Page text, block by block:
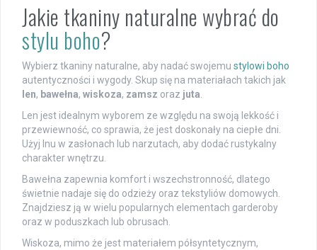
Jakie tkaniny naturalne wybrać do
stylu boho?
Wybierz tkaniny naturalne, aby nadać swojemu stylowi boho
autentyczności i wygody. Skup się na materiałach takich jak
len, bawełna, wiskoza, zamsz oraz juta.
Len jest idealnym wyborem ze względu na swoją lekkość i
przewiewność, co sprawia, że jest doskonały na ciepłe dni.
Użyj lnu w zasłonach lub narzutach, aby dodać rustykalny
charakter wnętrzu.
Bawełna zapewnia komfort i wszechstronność, dlatego
świetnie nadaje się do odzieży oraz tekstyliów domowych.
Znajdziesz ją w wielu popularnych elementach garderoby
oraz w poduszkach lub obrusach.
Wiskoza, mimo że jest materiałem półsyntetycznym,